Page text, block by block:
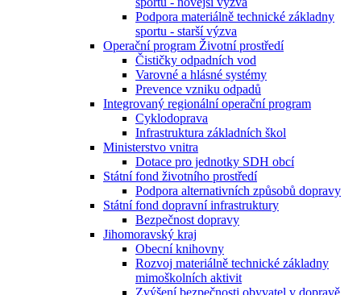
Podpora materiálně technické základny
sportu - starší výzva
Operační program Životní prostředí
Čističky odpadních vod
Varovné a hlásné systémy
Prevence vzniku odpadů
Integrovaný regionální operační program
Cyklodoprava
Infrastruktura základních škol
Ministerstvo vnitra
Dotace pro jednotky SDH obcí
Státní fond životního prostředí
Podpora alternativních způsobů dopravy
Státní fond dopravní infrastruktury
Bezpečnost dopravy
Jihomoravský kraj
Obecní knihovny
Rozvoj materiálně technické základny
mimoškolních aktivit
Zvýšení bezpečnosti obyvatel v dopravě